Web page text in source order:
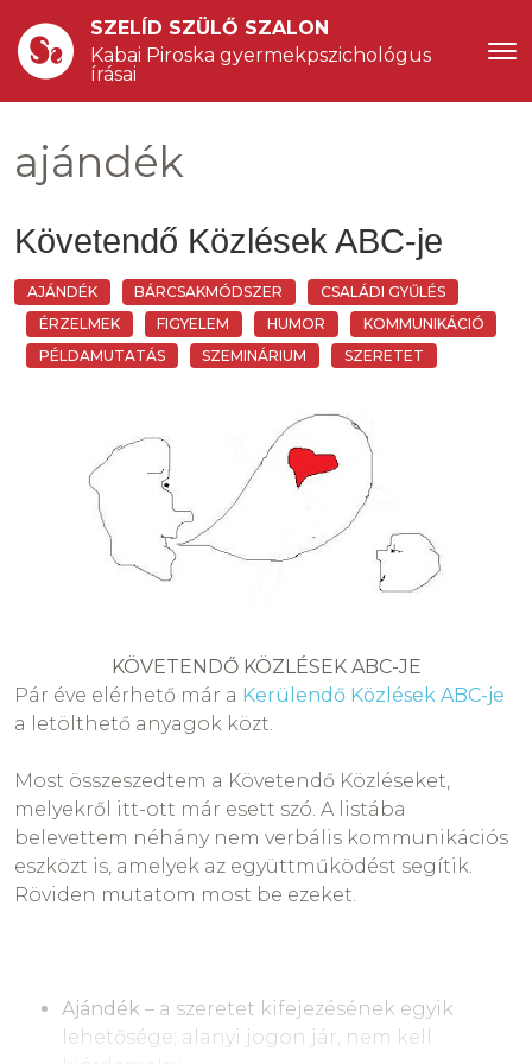
SZELÍD SZÜLŐ SZALON
Kabai Piroska gyermekpszichológus
írásai
ajándék
Követendő Közlések ABC-je
AJÁNDÉK BÁRCSAKMÓDSZER
CSALÁDI GYŰLÉS
ÉRZELMEK
FIGYELEM HUMOR
KOMMUNIKÁCIÓ
PÉLDAMUTATÁS
SZEMINÁRIUM SZERETET
KÖVETENDŐ KÖZLÉSEK ABC-JE
Pár éve elérhető már a Kerülendő Közlések ABC-je
a letölthető anyagok közt.
Most összeszedtem a Követendő Közléseket,
melyekről itt-ott már esett szó. A listába
belevettem néhány nem verbális kommunikációs
eszközt is, amelyek az együttműködést segítik.
Röviden mutatom most be ezeket.
Ajándék – a szeretet kifejezésének egyik
lehetősége; alanyi jogon jár, nem kell